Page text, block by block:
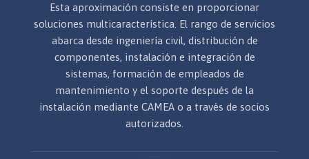
Esta aproximación consiste en proporcionar
soluciones multicaracterística. El rango de servicios
abarca desde ingeniería civil, distribución de
componentes, instalación e integración de
sistemas, formación de empleados de
mantenimiento y el soporte después de la
instalación mediante CAMEA o a través de socios
autorizados.